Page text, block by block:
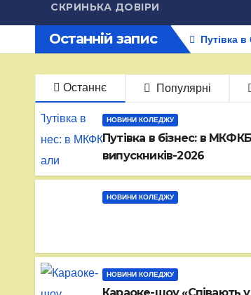
СКРИНЬКА ДОВІРИ
Останній запис Путівка
Останнє Популярні
НОВИНИ КОЛЕДЖУ
Путівка в бізнес: в
випускників-2026
НОВИНИ КОЛЕДЖУ
НОВИНИ КОЛЕДЖУ